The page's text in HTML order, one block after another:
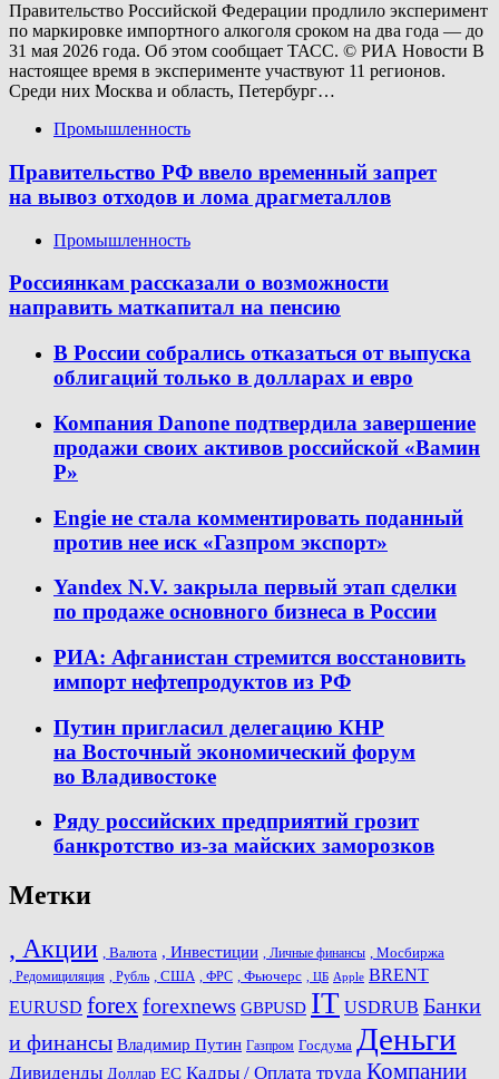
Правительство Российской Федерации продлило эксперимент
по маркировке импортного алкоголя сроком на два года — до
31 мая 2026 года. Об этом сообщает ТАСС. © РИА Новости В
настоящее время в эксперименте участвуют 11 регионов.
Среди них Москва и область, Петербург…
Промышленность
Правительство РФ ввело временный запрет
на вывоз отходов и лома драгметаллов
Промышленность
Россиянкам рассказали о возможности
направить маткапитал на пенсию
В России собрались отказаться от выпуска
облигаций только в долларах и евро
Компания Danone подтвердила завершение
продажи своих активов российской «Вамин
Р»
Engie не стала комментировать поданный
против нее иск «Газпром экспорт»
Yandex N.V. закрыла первый этап сделки
по продаже основного бизнеса в России
РИА: Афганистан стремится восстановить
импорт нефтепродуктов из РФ
Путин пригласил делегацию КНР
на Восточный экономический форум
во Владивостоке
Ряду российских предприятий грозит
банкротство из-за майских заморозков
Метки
, Акции , Валюта , Инвестиции , Личные финансы , Мосбиржа
, Редомициляция , Рубль , США , ФРС , Фьючерс , ЦБ Apple BRENT
EURUSD forexforexnews GBPUSD IT USDRUB Банки
и финансы Владимир Путин Газпром Госдума Деньги
Дивиденды Доллар ЕС Кадры / Оплата труда Компании